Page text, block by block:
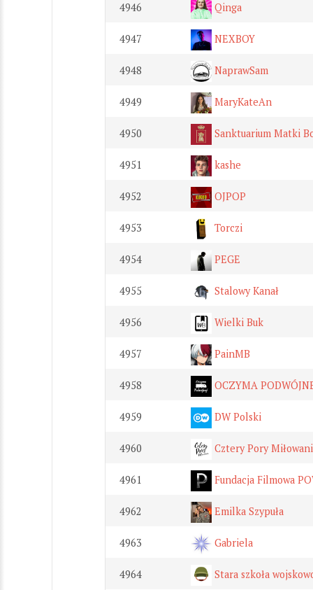
4946 Qinga
4947 NEXBOY
4948 NaprawSam
4949 MaryKateAn
4950 Sanktuarium Matki
4951 kashe
4952 OJPOP
4953 Torczi
4954 PEGE
4955 Stalowy Kanał
4956 Wielki Buk
4957 PainMB
4958 OCZYMA
4959 DW Polski
4960 Cztery Pory
4961 Fundacja Filmowa
4962 Emilka Szypuła
4963 Gabriela
4964 Stara szkoła